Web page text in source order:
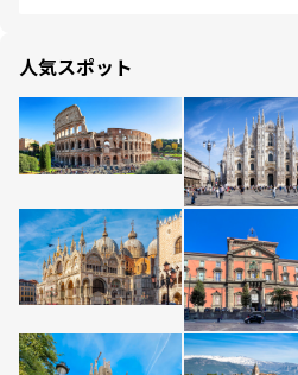
人気スポット